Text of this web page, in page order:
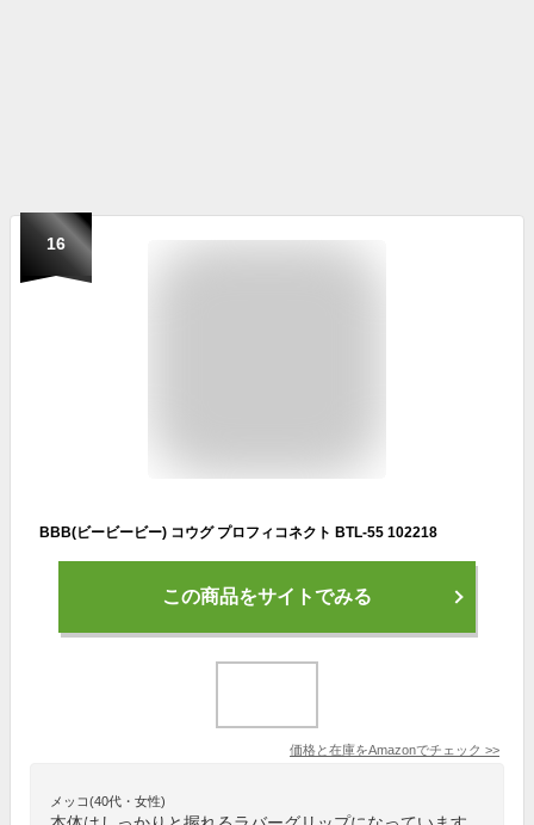
16
BBB(ビービービー) コウグ プロフィコネクト BTL-55 102218
この商品をサイトでみる
価格と在庫をAmazonでチェック >>
メッコ(40代・女性)